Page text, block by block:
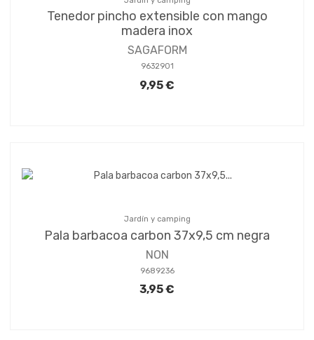
Tenedor pincho extensible con mango
madera inox
SAGAFORM
9632901
9,95 €
Jardín y camping
Pala barbacoa carbon 37x9,5 cm negra
NON
9689236
3,95 €